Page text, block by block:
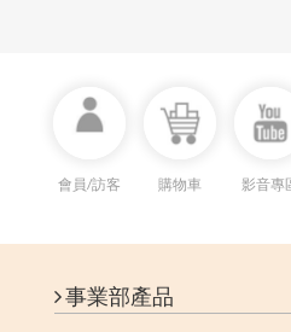
2026/07/13
會員/訪客 購物車 影音專
事業部產品